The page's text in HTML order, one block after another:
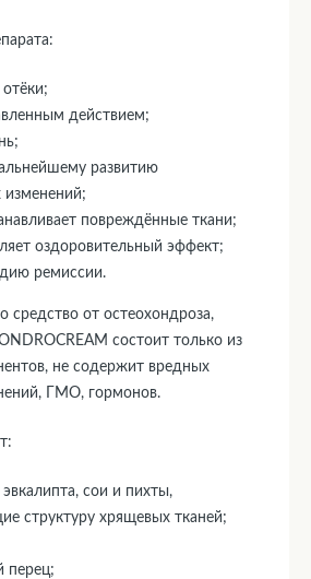
действием;
развитию
изменений;
повреждённые ткани;
оздоровительный эффект;
ремиссии.
средство от остеохондроза,
состоит только из
не содержит вредных
ГМО, гормонов.
сои и пихты,
структуру хрящевых тканей;
перец;